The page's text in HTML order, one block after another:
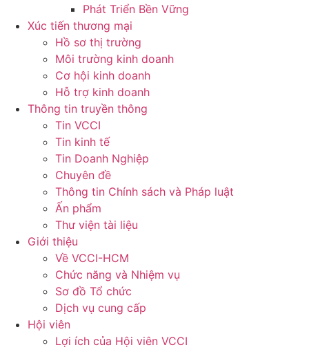
Phát Triển Bền Vững
Xúc tiến thương mại
Hồ sơ thị trường
Môi trường kinh doanh
Cơ hội kinh doanh
Hỗ trợ kinh doanh
Thông tin truyền thông
Tin VCCI
Tin kinh tế
Tin Doanh Nghiệp
Chuyên đề
Thông tin Chính sách và Pháp luật
Ấn phẩm
Thư viện tài liệu
Giới thiệu
Về VCCI-HCM
Chức năng và Nhiệm vụ
Sơ đồ Tổ chức
Dịch vụ cung cấp
Hội viên
Lợi ích của Hội viên VCCI